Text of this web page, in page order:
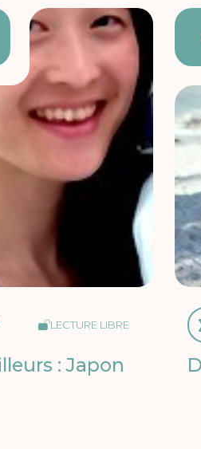
LECTURE LIBRE
: Japon